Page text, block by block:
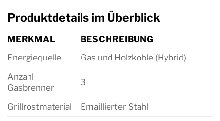
Produktdetails im Überblick
MERKMAL
BESCHREIBUNG
Energiequelle
Gas und Holzkohle (Hybrid)
Anzahl
Gasbrenner
3
Grillrostmaterial
Emaillierter Stahl